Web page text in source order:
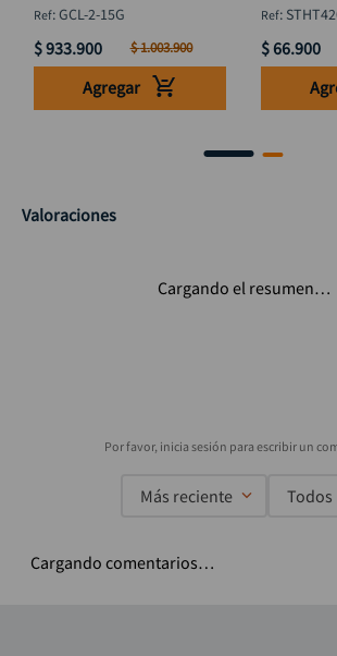
:GCL-2-15G
$933.900 $1.003.900
Agregar
1220mm
:
$66.900
Valoraciones
Cargando el resumen…
Más reciente Todos
Cargando comentarios…